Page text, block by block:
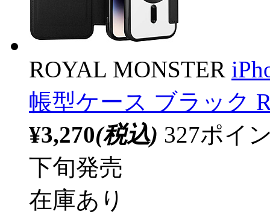
ROYAL MONSTER
帳型ケース ブラック
¥3,270(税込) 327ポイ
下旬発売
在庫あり